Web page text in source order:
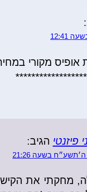
במחיר של 15 ש”ח בקישור
פיזנטי הגיב:
בשעה 21:26
מחקתי את